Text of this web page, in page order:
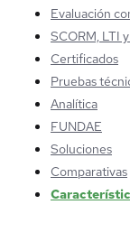
Evaluación
SCORM, LTI
Certificados
Pruebas
Analítica
FUNDAE
Soluciones
Comparativas